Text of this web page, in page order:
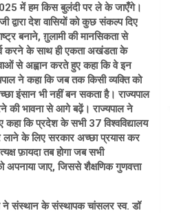
में हम किस बुलंदी पर ले के जाएँगे।
द्वारा देश वासियों को कुछ संकल्प दिए
बनाने, ग़ुलामी की मानसिकता से
करने के साथ ही एकता अखंडता के
से अह्वान करते हुए कहा कि वे इन
ने कहा कि जब तक किसी व्यक्ति को
इंसान भी नहीं बन सकता है। राज्यपाल
की भावना से आगे बढ़ें। राज्यपाल ने
कहा कि प्रदेश के सभी 37 विश्वविद्यालय
के लिए सरकार अच्छा प्रयास कर
फ़ायदा तब होगा जब सभी
अपनाया जाए, जिससे शैक्षणिक गुणवत्ता
ने संस्थान के संस्थापक चांसलर स्व. डॉ